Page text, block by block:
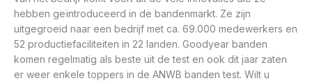
hebben geïntroduceerd in de bandenmarkt. Ze zijn
uitgegroeid naar een bedrijf met ca. 69.000 medewerkers en
52 productiefaciliteiten in 22 landen. Goodyear banden
komen regelmatig als beste uit de test en ook dit jaar zaten
er weer enkele toppers in de ANWB banden test. Wilt u